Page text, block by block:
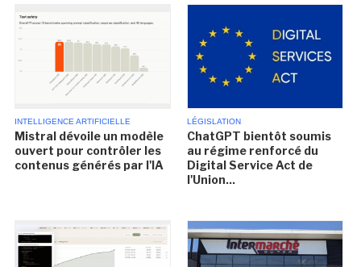
INTELLIGENCE ARTIFICIELLE
Mistral dévoile un modèle
ouvert pour contrôler les
contenus générés par l'IA
LÉGISLATION
ChatGPT bientôt soumis
au régime renforcé du
Digital Service Act de
l'Union...